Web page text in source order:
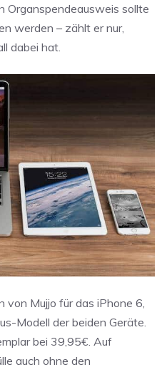
Organspendeausweis sollte
werden – zählt er nur,
dabei hat.
von Mujjo für das iPhone 6,
Modell der beiden Geräte.
bei 39,95€. Auf
auch ohne den